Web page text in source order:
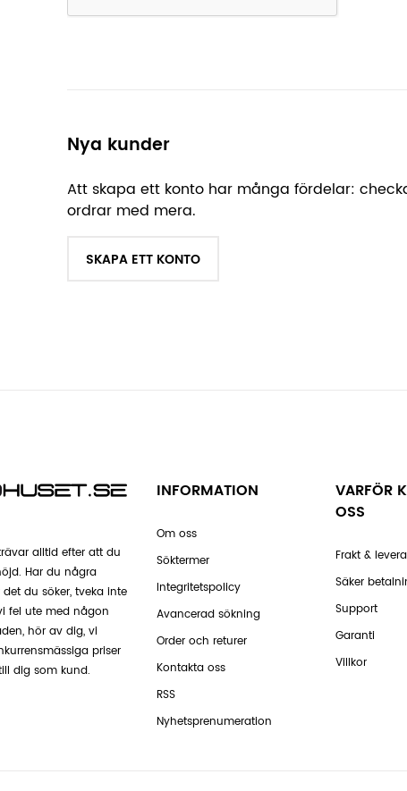
Nya kunder
Att skapa ett konto har många fördelar:
ordrar med mera.
SKAPA ETT KONTO
alltid efter att du
Har du några
du söker, tveka inte
fel ute med någon
hör av dig, vi
priser
dig som kund.
INFORMATION
Om oss
Söktermer
Integritetspolicy
Avancerad sökning
Order och returer
Kontakta oss
RSS
Nyhetsprenumeration
VARFÖR
OSS
Frakt &
Säker
Support
Garanti
Villkor